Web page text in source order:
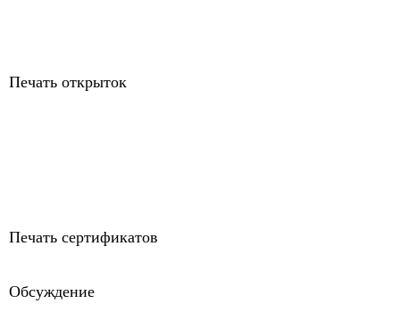
Печать открыток
Печать сертификатов
Обсуждение